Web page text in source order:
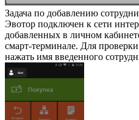
Задача по добавлению
Эвотор подключен к сети
добавленных в личном
смарт-терминале. Для
нажать имя введенного